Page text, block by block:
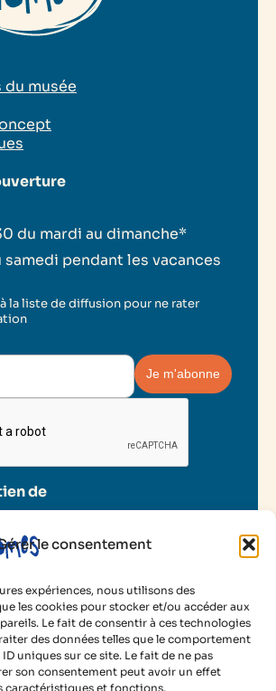
le consentement
expériences, nous utilisons des
les cookies pour stocker et/ou accéder aux
Le fait de consentir à ces technologies
des données telles que le comportement
uniques sur ce site. Le fait de ne pas
son consentement peut avoir un effet
caractéristiques et fonctions.
du musée
du mardi au dimanche*
samedi pendant les vacances
la liste de diffusion pour ne rater
de
Musée des Mômes
Mentions légales
de cookies